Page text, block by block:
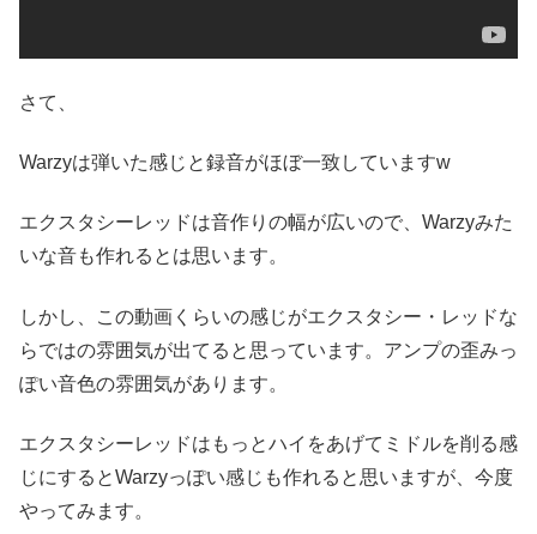
さて、
Warzyは弾いた感じと録音がほぼ一致していますw
エクスタシーレッドは音作りの幅が広いので、Warzyみた
いな音も作れるとは思います。
しかし、この動画くらいの感じがエクスタシー・レッドな
らではの雰囲気が出てると思っています。アンプの歪みっ
ぽい音色の雰囲気があります。
エクスタシーレッドはもっとハイをあげてミドルを削る感
じにするとWarzyっぽい感じも作れると思いますが、今度
やってみます。